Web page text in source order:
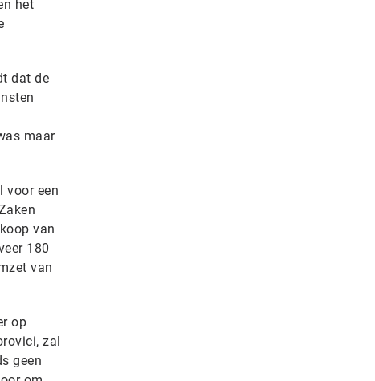
het
dat de
maar
voor een
van
180
van
op
zal
geen